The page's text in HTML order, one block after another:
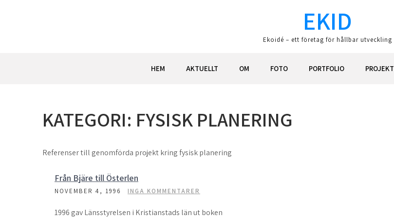
EKID
Ekoidé – ett företag för hållbar utveckling
HEM AKTUELLT OM FOTO PORTFOLIO PROJEKT
KATEGORI: FYSISK PLANERING
Referenser till genomförda projekt kring fysisk planering
Från Bjäre till Österlen
NOVEMBER 4, 1996 INGA KOMMENTARER
1996 gav Länsstyrelsen i Kristianstads län ut boken